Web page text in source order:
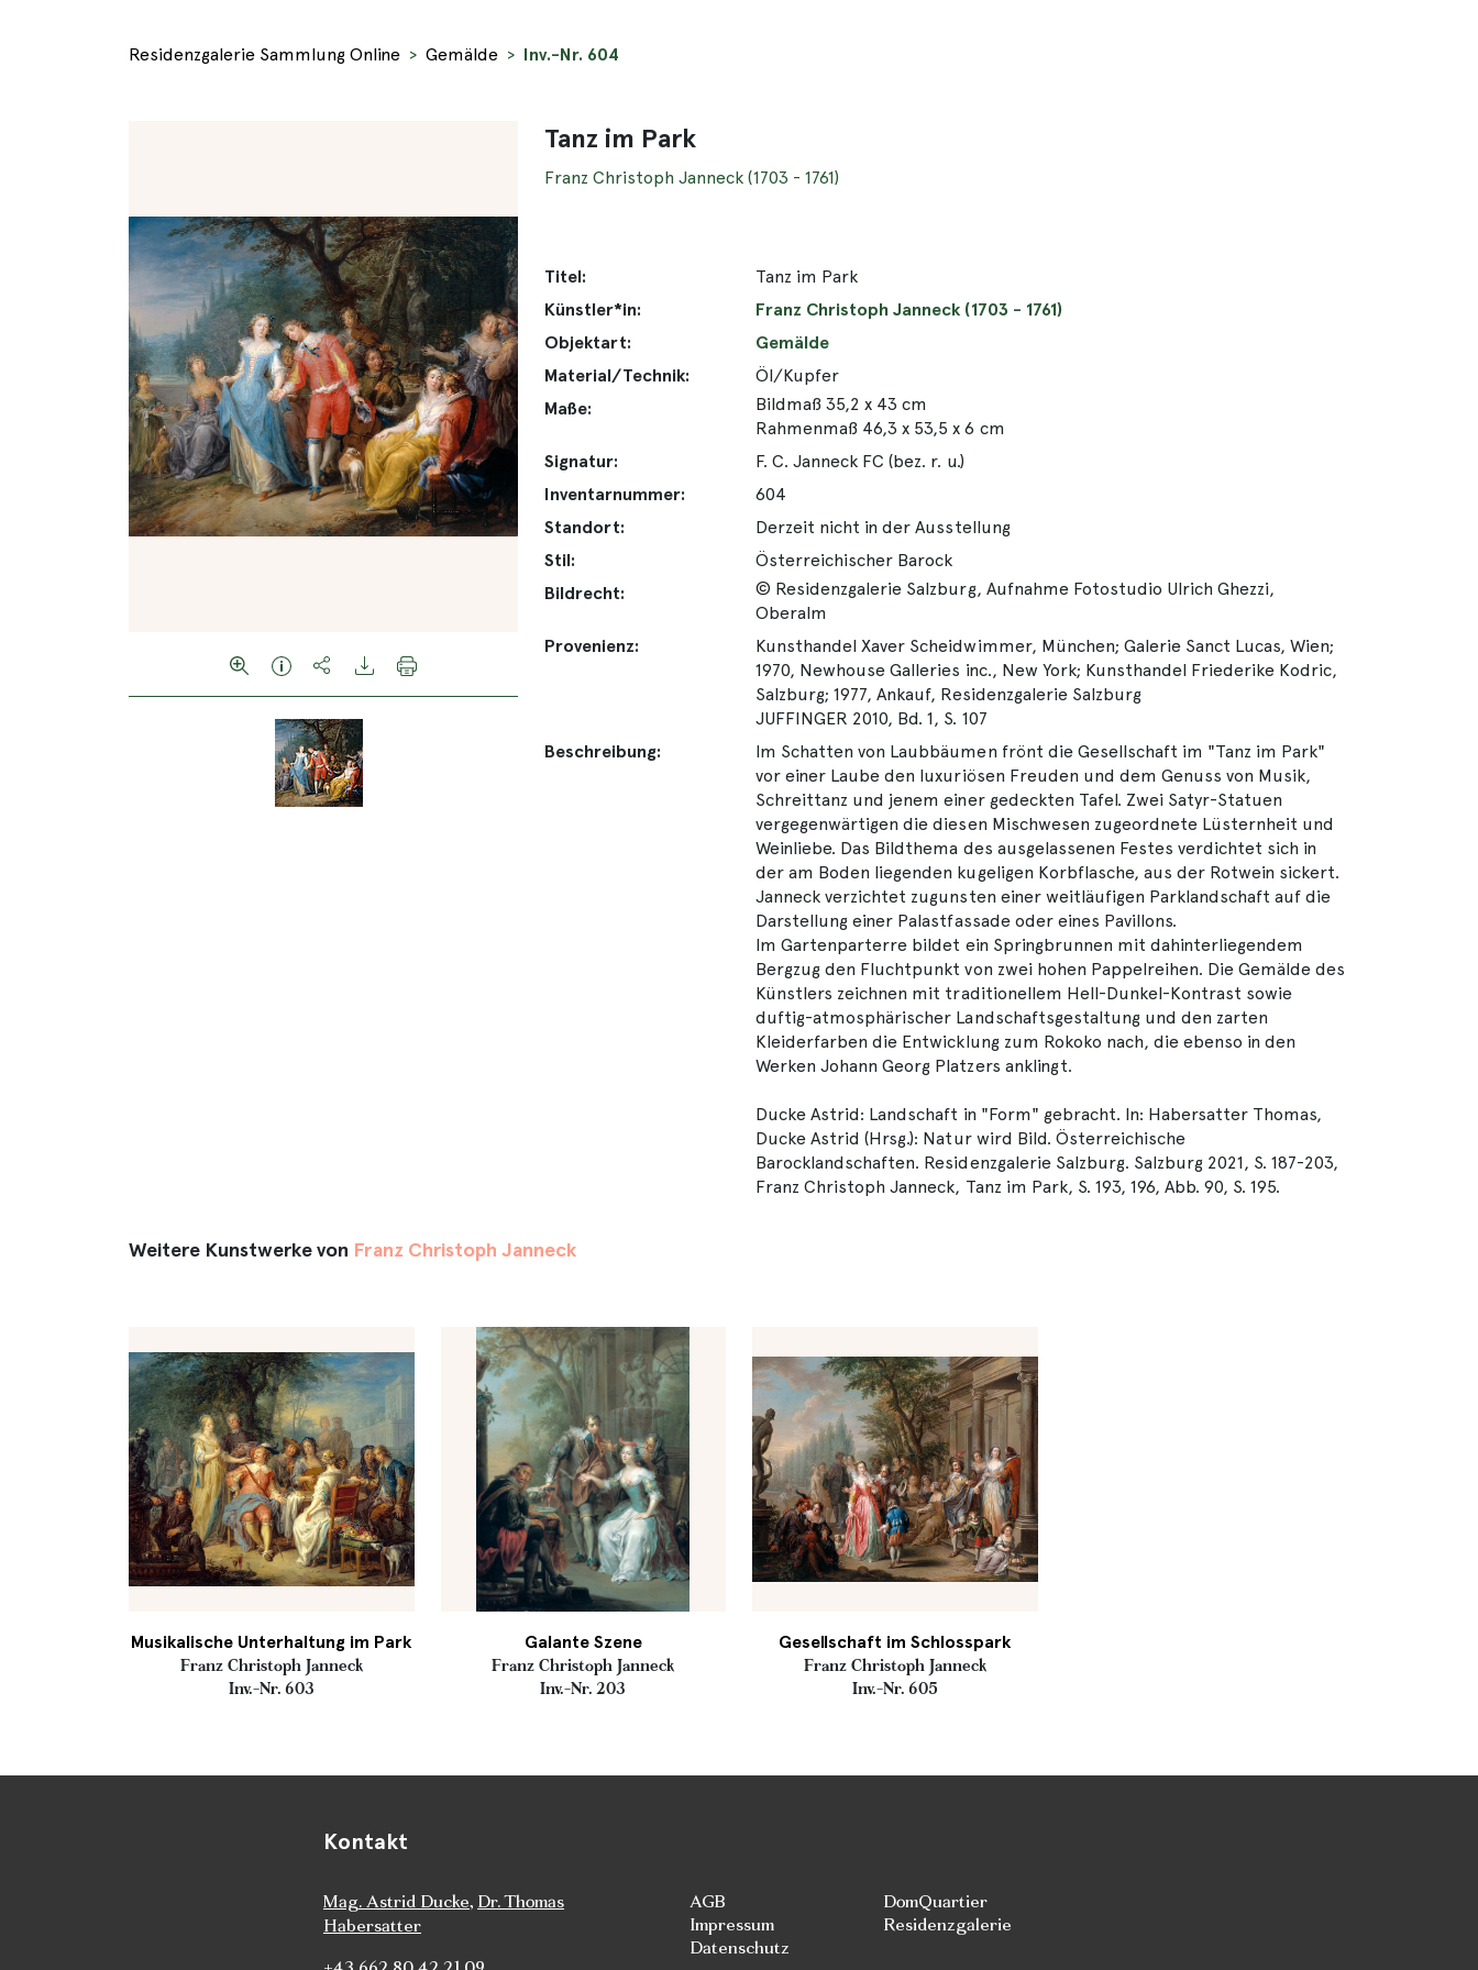
Residenzgalerie Sammlung Online Gemälde Inv.-Nr. 604
Tanz im Park
Franz Christoph Janneck (1703 - 1761)
Titel:
Tanz im Park
Künstler*in:
Franz Christoph Janneck (1703 - 1761)
Objektart:
Gemälde
Material/Technik:
Öl/Kupfer
Maße:
Bildmaß 35,2 x 43 cm
Rahmenmaß 46,3 x 53,5 x 6 cm
Signatur:
F. C. Janneck FC (bez. r. u.)
Inventarnummer:
604
Standort:
Derzeit nicht in der Ausstellung
Stil:
Österreichischer Barock
Bildrecht:
© Residenzgalerie Salzburg, Aufnahme Fotostudio Ulrich Ghezzi,
Oberalm
Provenienz:
Kunsthandel Xaver Scheidwimmer, München; Galerie Sanct Lucas, Wien;
1970, Newhouse Galleries inc., New York; Kunsthandel Friederike Kodric,
Salzburg; 1977, Ankauf, Residenzgalerie Salzburg
JUFFINGER 2010, Bd. 1, S. 107
Beschreibung:
Im Schatten von Laubbäumen frönt die Gesellschaft im "Tanz im Park"
vor einer Laube den luxuriösen Freuden und dem Genuss von Musik,
Schreittanz und jenem einer gedeckten Tafel. Zwei Satyr-Statuen
vergegenwärtigen die diesen Mischwesen zugeordnete Lüsternheit und
Weinliebe. Das Bildthema des ausgelassenen Festes verdichtet sich in
der am Boden liegenden kugeligen Korbflasche, aus der Rotwein sickert.
Janneck verzichtet zugunsten einer weitläufigen Parklandschaft auf die
Darstellung einer Palastfassade oder eines Pavillons.
Im Gartenparterre bildet ein Springbrunnen mit dahinterliegendem
Bergzug den Fluchtpunkt von zwei hohen Pappelreihen. Die Gemälde des
Künstlers zeichnen mit traditionellem Hell-Dunkel-Kontrast sowie
duftig-atmosphärischer Landschaftsgestaltung und den zarten
Kleiderfarben die Entwicklung zum Rokoko nach, die ebenso in den
Werken Johann Georg Platzers anklingt.
Ducke Astrid: Landschaft in "Form" gebracht. In: Habersatter Thomas,
Ducke Astrid (Hrsg.): Natur wird Bild. Österreichische
Barocklandschaften. Residenzgalerie Salzburg. Salzburg 2021, S. 187-203,
Franz Christoph Janneck, Tanz im Park, S. 193, 196, Abb. 90, S. 195.
Weitere Kunstwerke von Franz Christoph Janneck
Musikalische Unterhaltung im Park
Franz Christoph Janneck
Inv.-Nr. 603
Galante Szene
Franz Christoph Janneck
Inv.-Nr. 203
Gesellschaft im Schlosspark
Franz Christoph Janneck
Inv.-Nr. 605
Kontakt
Mag. Astrid Ducke, Dr. Thomas
Habersatter
AGB
Impressum
Datenschutz
DomQuartier
Residenzgalerie